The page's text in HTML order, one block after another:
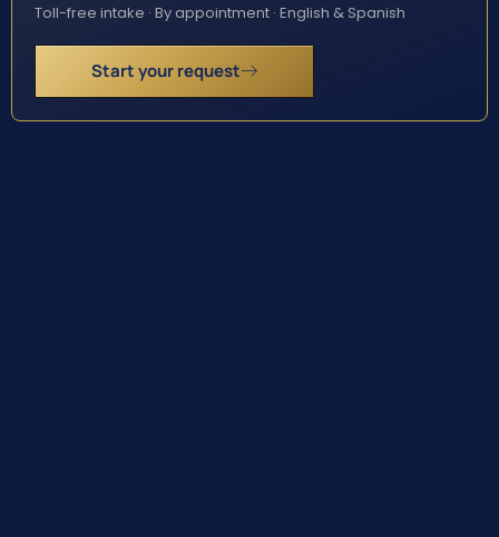
Toll-free intake · By appointment · English & Spanish
Start your request